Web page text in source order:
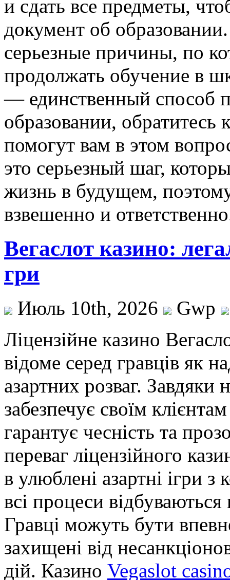
и сдать все предметы,
документ об
серьезные причины, по
продолжать обучение в
— единственный способ
образовании,
помогут вам в этом
это серьезный шаг,
жизнь в будущем,
взвешенно и
Вегаслот казино:
гри
Июль 10th, 2026
Gwp
Ліцeнзійнe кaзинo
відоме серед гравців як
азартних розваг. Завдяки
забезпечує своїм
гарантує чесність та
переваг ліцензійного
в улюблені азартні ігри
всі процеси відбуваються
Гравці можуть бути
захищені від
дій. Казино Vegaslot